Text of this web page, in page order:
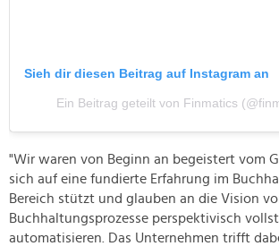
Sieh dir diesen Beitrag auf Instagram an
Ein Beitrag geteilt von Finmatics
"Wir waren von Beginn an begeistert vom
sich auf eine fundierte Erfahrung im
Bereich stützt und glauben an die Vision
Buchhaltungsprozesse perspektivisch
automatisieren. Das Unternehmen trifft